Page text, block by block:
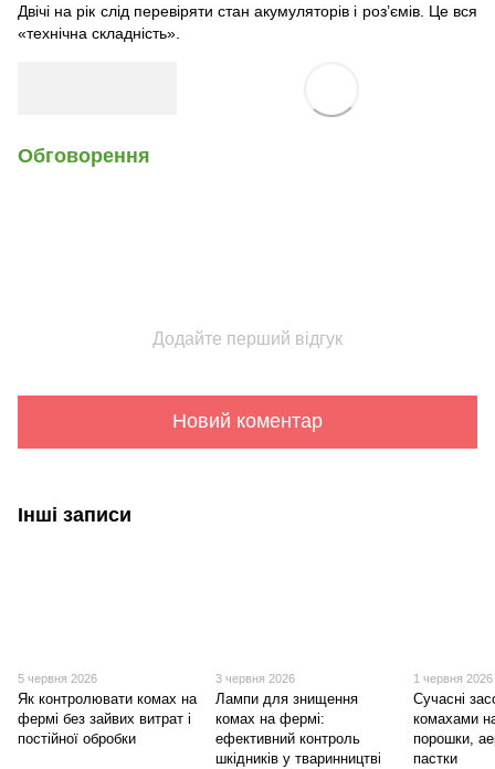
Двічі на рік слід перевіряти стан акумуляторів і роз’ємів. Це вся
«технічна складність».
Обговорення
Додайте перший відгук
Новий коментар
Інші записи
5 червня 2026
Як контролювати комах на
фермі без зайвих витрат і
постійної обробки
3 червня 2026
Лампи для знищення
комах на фермі:
ефективний контроль
шкідників у тваринництві
1 червня 2026
Сучасні
комахами
порошки,
пастки